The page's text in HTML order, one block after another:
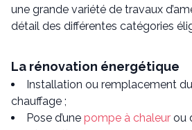
une grande variété de travaux
détail des différentes catégories
La rénovation énergétique
Installation ou remplacement
chauffage ;
Pose d’une pompe à chaleur ou